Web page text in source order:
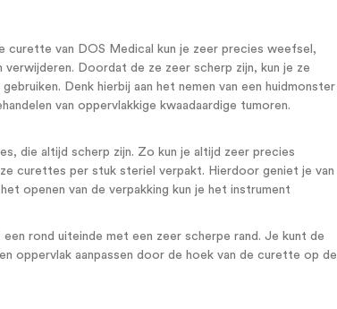
curette van DOS Medical kun je zeer precies weefsel,
verwijderen. Doordat de ze zeer scherp zijn, kun je ze
Denk hierbij aan het nemen van een huidmonster
van oppervlakkige kwaadaardige tumoren.
die altijd scherp zijn. Zo kun je altijd zeer precies
curettes per stuk steriel verpakt. Hierdoor geniet je van
openen van de verpakking kun je het instrument
rond uiteinde met een zeer scherpe rand. Je kunt de
oppervlak aanpassen door de hoek van de curette op de